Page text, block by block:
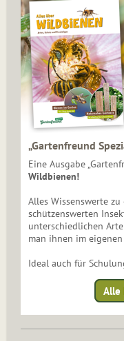
„Gartenfreund
Eine Ausgabe
Wildbienen!
Alles Wissenswerte
schützenswerten
unterschiedlichen
man ihnen im
Ideal auch für
Alle